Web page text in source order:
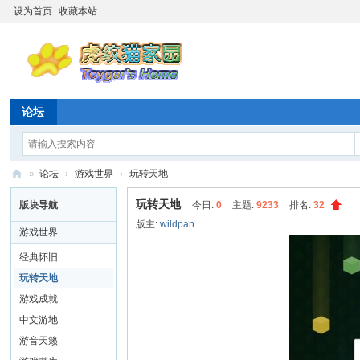
设为首页 收藏本站
论坛
纹
猫
☆
20
» 论坛 › 游戏世界 › 玩转天地
版块导航
游戏世界
经典怀旧
玩转天地
游戏成就
中文游地
游音天籁
玩转天地 今日:0 主题:9233 排名:32
版主:wildpan